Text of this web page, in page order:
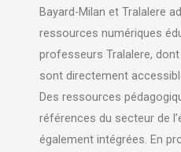
Bayard-Milan et Tralalere
ressources numériques
professeurs Tralalere,
sont directement
Des ressources
références du secteur de
également intégrées. En